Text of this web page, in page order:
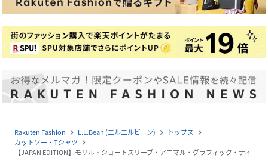
Rakuten Fashion navigate_next L.L.Bean (エルエルビーン) navigate_next トップス navigate_next
カットソー・Tシャツ navigate_next
【JAPAN EDITION】モリル・ショートスリーブ・アニマル・グラフィック・ティ